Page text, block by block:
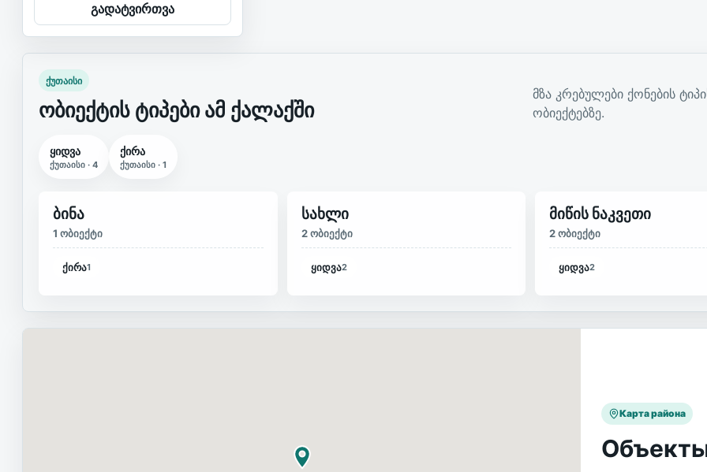
გადატვირთვა
ქუთაისი
ობიექტის ტიპები ამ ქალაქში
მზა კრებულები ქონების
ობიექტებზე.
ყიდვა
ქუთაისი · 4
ქირა
ქუთაისი · 1
ბინა
1 ობიექტი
ქირა1
სახლი
2 ობიექტი
ყიდვა2
მიწის ნაკვეთი
2 ობიექტი
ყიდვა2
Карта района